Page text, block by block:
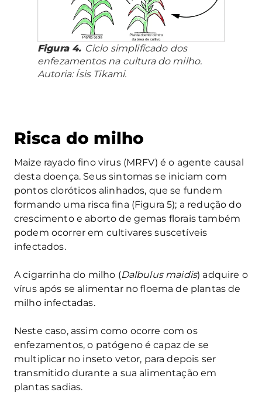
Figura 4. Ciclo simplificado dos
enfezamentos na cultura do milho.
Autoria: Ísis Tikami.
Risca do milho
Maize rayado fino virus (MRFV) é o agente causal
desta doença. Seus sintomas se iniciam com
pontos cloróticos alinhados, que se fundem
formando uma risca fina (Figura 5); a redução do
crescimento e aborto de gemas florais também
podem ocorrer em cultivares suscetíveis
infectados.
A cigarrinha do milho (Dalbulus maidis) adquire o
vírus após se alimentar no floema de plantas de
milho infectadas.
Neste caso, assim como ocorre com os
enfezamentos, o patógeno é capaz de se
multiplicar no inseto vetor, para depois ser
transmitido durante a sua alimentação em
plantas sadias.